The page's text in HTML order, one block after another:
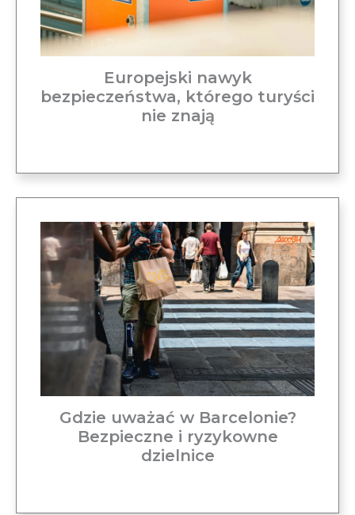
Europejski nawyk
bezpieczeństwa, którego turyści
nie znają
Gdzie uważać w Barcelonie?
Bezpieczne i ryzykowne
dzielnice